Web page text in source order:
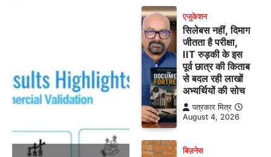
एजुकेशन
सिलेबस नहीं, दिमाग
जीतता है परीक्षा,
IIT रुड़की के इस
पूर्व छात्र की किताब
से बदल रही लाखों
अभ्यर्थियों की सोच
पत्रकार मित्र
August 4, 2026
बिज़नेस